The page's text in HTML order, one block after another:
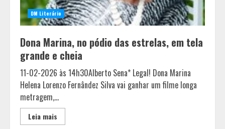
DM Literário
Dona Marina, no pódio das estrelas, em tela
grande e cheia
11-02-2026 às 14h30Alberto Sena* Legal! Dona Marina
Helena Lorenzo Fernândez Silva vai ganhar um filme longa
metragem,...
Leia mais